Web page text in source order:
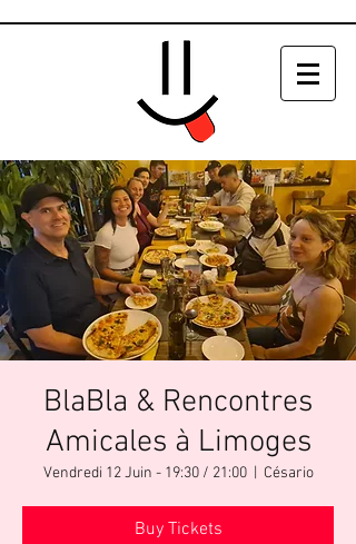
BlaBla & Rencontres
Amicales à Limoges
Vendredi 12 Juin - 19:30 / 21:00
  |
Césario
Buy Tickets